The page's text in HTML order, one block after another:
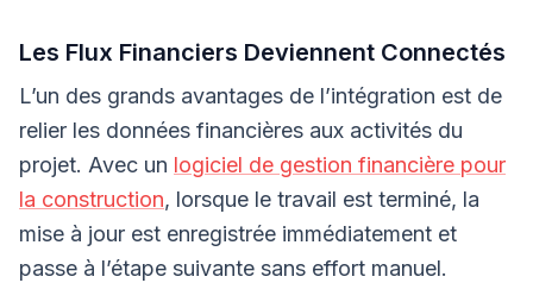
Les Flux Financiers Deviennent Connectés
L’un des grands avantages de l’intégration est de
relier les données financières aux activités du
projet. Avec un logiciel de gestion financière pour
la construction, lorsque le travail est terminé, la
mise à jour est enregistrée immédiatement et
passe à l’étape suivante sans effort manuel.